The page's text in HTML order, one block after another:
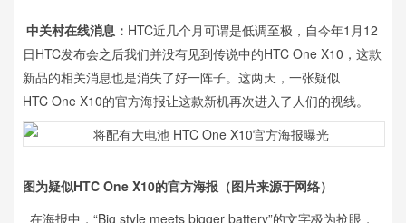
中关村在线消息： HTC近几个月可谓是低调至极，自今年1月12
日HTC发布会之后我们并没有见到传说中的HTC One X10，这款
新品的相关消息也是消失了好一阵子。这两天，一张疑似
HTC One X10的官方海报让这款新机再次进入了人们的视线。
图为疑似HTC One X10的官方海报（图片来源于网络）
在海报中，“Big style meets bigger battery”的文字极为抢眼，